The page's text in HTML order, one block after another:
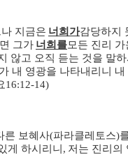
지금은 너희가감당하지
그가 너희를모든 진리 가
않고 오직 듣는 것을 말
내 영광을 나타내리니 내
16:12-14)
른 보혜사(파라클레토스)
게 하시리니 , 저는 진리의